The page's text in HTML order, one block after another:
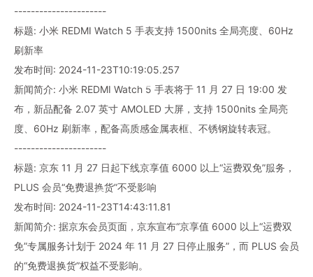
----------------------
标题: 小米 REDMI Watch 5 手表支持 1500nits 全局亮度、60Hz
刷新率
发布时间: 2024-11-23T10:19:05.257
新闻简介: 小米 REDMI Watch 5 手表将于 11 月 27 日 19:00 发
布，新品配备 2.07 英寸 AMOLED 大屏，支持 1500nits 全局亮
度、60Hz 刷新率，配备高质感金属表框、不锈钢旋转表冠。
----------------------
标题: 京东 11 月 27 日起下线京享值 6000 以上“运费双免”服务，
PLUS 会员“免费退换货”不受影响
发布时间: 2024-11-23T14:43:11.81
新闻简介: 据京东会员页面，京东宣布“京享值 6000 以上“运费双
免”专属服务计划于 2024 年 11 月 27 日停止服务”，而 PLUS 会员
的“免费退换货”权益不受影响。